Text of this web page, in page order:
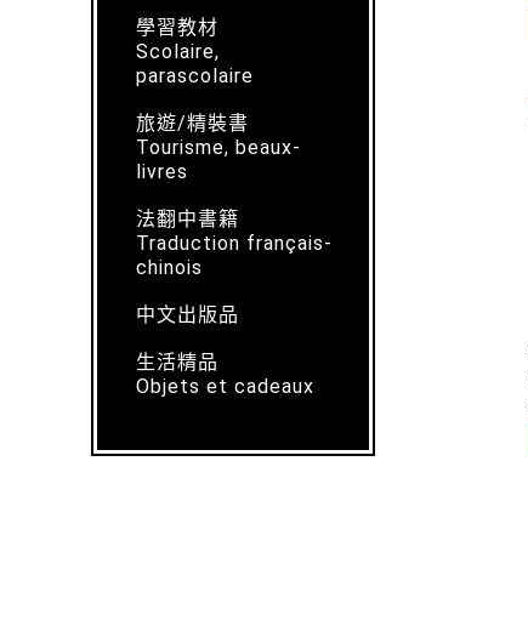
學習教材
Scolaire,
parascolaire
旅遊/精裝書
Tourisme, beaux-
livres
法翻中書籍
Traduction français-
chinois
中文出版品
生活精品
Objets et cadeaux